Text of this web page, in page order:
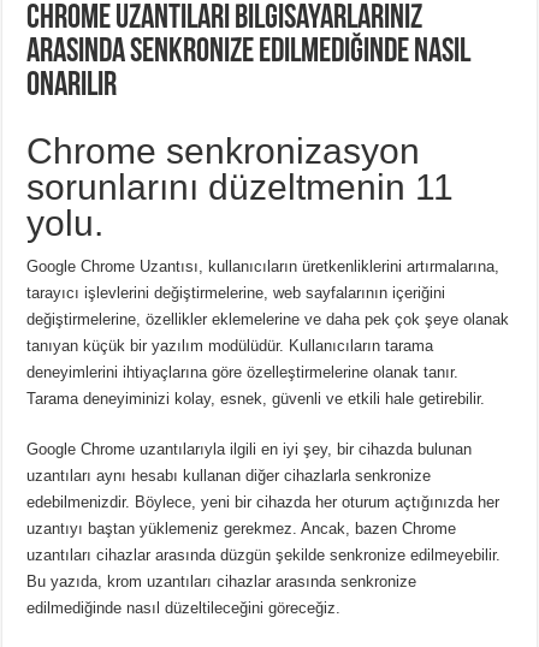
Chrome Uzantıları Bilgisayarlarınız
Arasında Senkronize Edilmediğinde Nasıl
Onarılır
Chrome senkronizasyon
sorunlarını düzeltmenin 11
yolu.
Google Chrome Uzantısı, kullanıcıların üretkenliklerini artırmalarına,
tarayıcı işlevlerini değiştirmelerine, web sayfalarının içeriğini
değiştirmelerine, özellikler eklemelerine ve daha pek çok şeye olanak
tanıyan küçük bir yazılım modülüdür. Kullanıcıların tarama
deneyimlerini ihtiyaçlarına göre özelleştirmelerine olanak tanır.
Tarama deneyiminizi kolay, esnek, güvenli ve etkili hale getirebilir.
Google Chrome uzantılarıyla ilgili en iyi şey, bir cihazda bulunan
uzantıları aynı hesabı kullanan diğer cihazlarla senkronize
edebilmenizdir. Böylece, yeni bir cihazda her oturum açtığınızda her
uzantıyı baştan yüklemeniz gerekmez.Ancak, bazen Chrome
uzantıları cihazlar arasında düzgün şekilde senkronize edilmeyebilir.
Bu yazıda, krom uzantıları cihazlar arasında senkronize
edilmediğinde nasıl düzeltileceğini göreceğiz.